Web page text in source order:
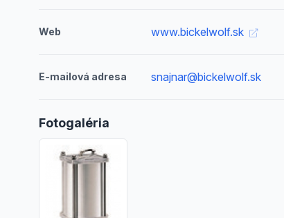
Web www.bickelwolf.sk
E-mailová adresa snajnar@bickelwolf.sk
Fotogaléria